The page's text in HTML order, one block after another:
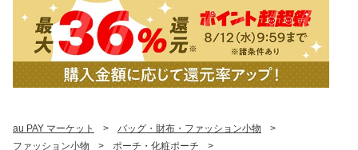
au PAY マーケット > バッグ・財布・ファッション小物
>
ファッション小物
> ポーチ・化粧ポーチ
>